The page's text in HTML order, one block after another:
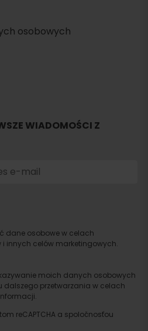
osobowych
WIADOMOŚCI Z
dane osobowe w celach
innych celów marketingowych.
moich danych osobowych
dalszego przetwarzania w celach
reCAPTCHA a spoločnosťou